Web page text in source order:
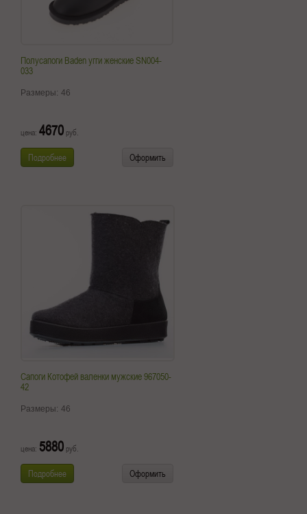
Полусапоги Baden угги женские SN004-
033
Размеры: 46
цена: 4670 руб.
Подробнее Оформить
Сапоги Котофей валенки мужские 967050-
42
Размеры: 46
цена: 5880 руб.
Подробнее Оформить